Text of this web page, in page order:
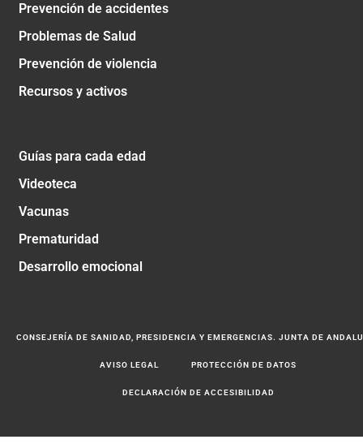
Prevención de accidentes
Problemas de Salud
Prevención de violencia
Recursos y activos
Guías para cada edad
Videoteca
Vacunas
Prematuridad
Desarrollo emocional
CONSEJERÍA DE SANIDAD, PRESIDENCIA Y EMERGENCIAS. JUNTA DE
AVISO LEGAL PROTECCIÓN DE DATOS
DECLARACIÓN DE ACCESIBILIDAD